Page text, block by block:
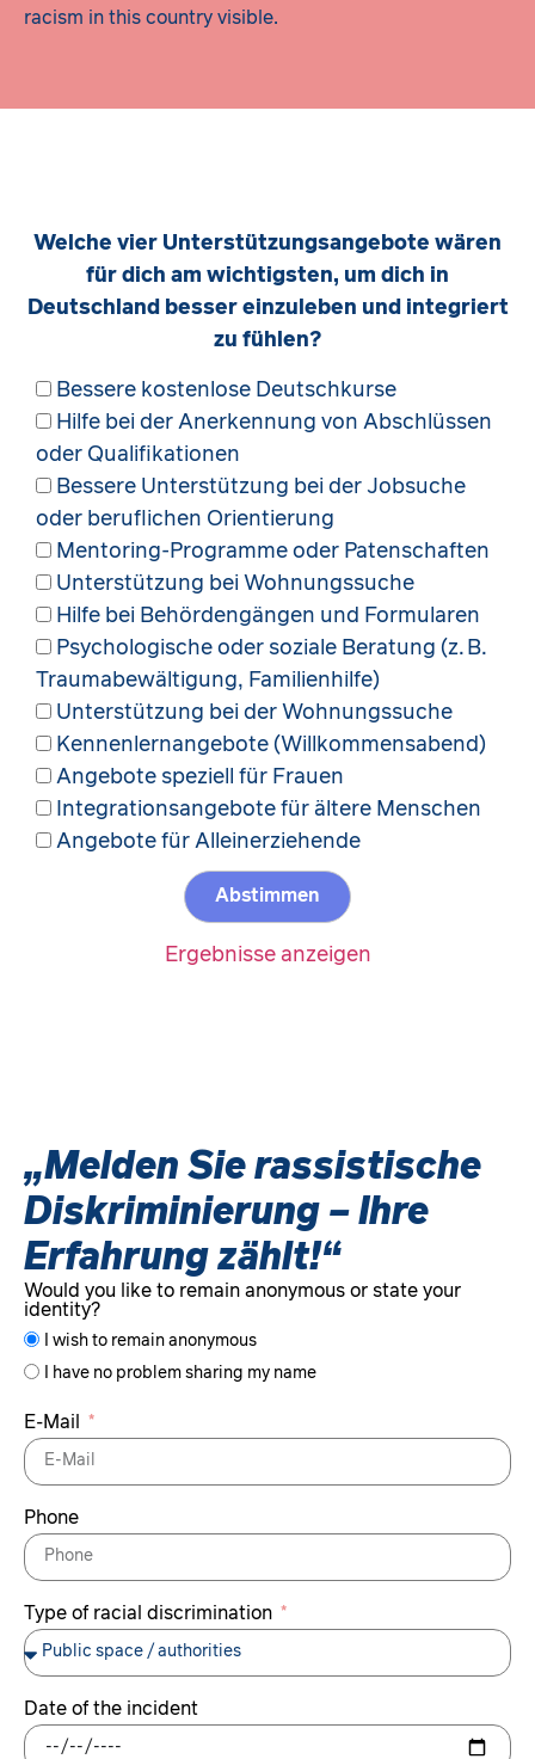
racism in this country visible.
Welche vier Unterstützungsangebote wären
für dich am wichtigsten, um dich in
Deutschland besser einzuleben und integriert
zu fühlen?
Bessere kostenlose Deutschkurse
Hilfe bei der Anerkennung von Abschlüssen
oder Qualifikationen
Bessere Unterstützung bei der Jobsuche
oder beruflichen Orientierung
Mentoring-Programme oder Patenschaften
Unterstützung bei Wohnungssuche
Hilfe bei Behördengängen und Formularen
Psychologische oder soziale Beratung (z. B.
Traumabewältigung, Familienhilfe)
Unterstützung bei der Wohnungssuche
Kennenlernangebote (Willkommensabend)
Angebote speziell für Frauen
Integrationsangebote für ältere Menschen
Angebote für Alleinerziehende
Ergebnisse anzeigen
„Melden Sie rassistische
Diskriminierung – Ihre
Erfahrung zählt!“
Would you like to remain anonymous or state your
identity?
I wish to remain anonymous
I have no problem sharing my name
E-Mail
Phone
Type of racial discrimination
Date of the incident